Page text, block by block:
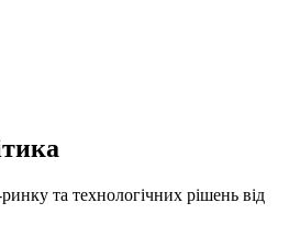
та технологічних рішень від